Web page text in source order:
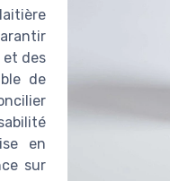
et des
de
en
sur